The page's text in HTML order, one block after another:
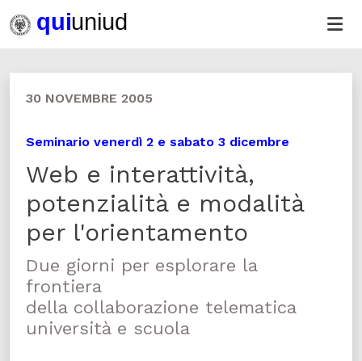
30 NOVEMBRE 2005
Seminario venerdì 2 e sabato 3 dicembre
Web e interattività,
potenzialità e modalità
per l'orientamento
Due giorni per esplorare la
frontiera
della collaborazione telematica
università e scuola